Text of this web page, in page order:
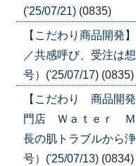
('25/07/21) (0835)
【こだわり商品開発
／共感呼び、受注は
号）('25/07/17) (0835)
【こだわり 商品開
門店 Ｗａｔｅｒ Ｍ
長の肌トラブルから
号）('25/07/13) (0834)